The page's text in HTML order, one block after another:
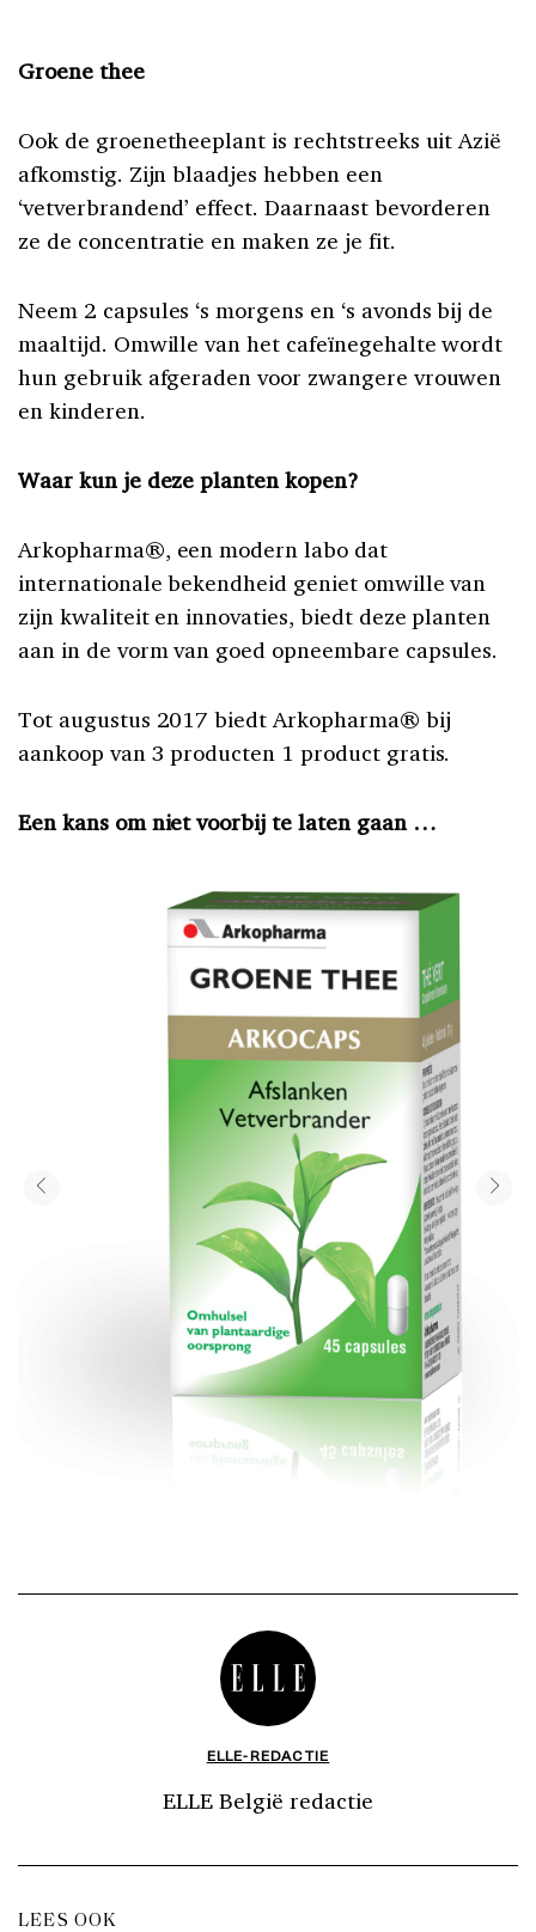
Groene thee
Ook de groenetheeplant is rechtstreeks uit Azië
afkomstig. Zijn blaadjes hebben een
‘vetverbrandend’ effect. Daarnaast bevorderen
ze de concentratie en maken ze je fit.
Neem 2 capsules ‘s morgens en ‘s avonds bij de
maaltijd. Omwille van het cafeïnegehalte wordt
hun gebruik afgeraden voor zwangere vrouwen
en kinderen.
Waar kun je deze planten kopen?
Arkopharma®, een modern labo dat
internationale bekendheid geniet omwille van
zijn kwaliteit en innovaties, biedt deze planten
aan in de vorm van goed opneembare capsules.
Tot augustus 2017 biedt Arkopharma® bij
aankoop van 3 producten 1 product gratis.
Een kans om niet voorbij te laten gaan …
ELLE-REDACTIE
ELLE België redactie
LEES OOK